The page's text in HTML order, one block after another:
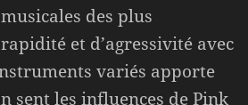
des plus
et d’agressivité avec
variés apporte
sent les influences de Pink